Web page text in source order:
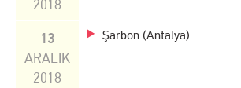
2018
13
ARALIK
2018
Şarbon (Antalya)